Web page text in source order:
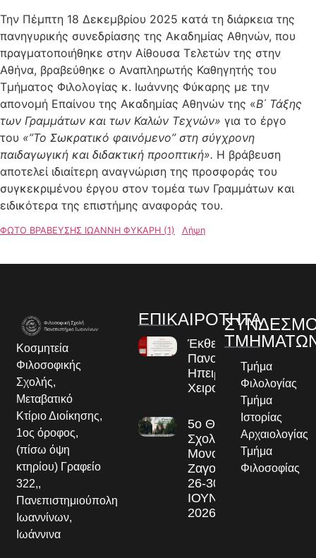
Την Πέμπτη 18 Δεκεμβρίου 2025 κατά τη διάρκεια της
πανηγυρικής συνεδρίασης της Ακαδημίας Αθηνών, που
πραγματοποιήθηκε στην Αίθουσα Τελετών της στην
Αθήνα, βραβεύθηκε ο Αναπληρωτής Καθηγητής του
Τμήματος Φιλολογίας κ. Ιωάννης Φύκαρης με την
απονομή Επαίνου της Ακαδημίας Αθηνών της «Β΄ Τάξης
των Γραμμάτων και των Καλών Τεχνών» για το έργο
του «”Το Σωκρατικό φαινόμενο” στη σύγχρονη
παιδαγωγική και διδακτική προοπτική». Η βράβευση
αποτελεί ιδιαίτερη αναγνώριση της προσφοράς του
συγκεκριμένου έργου στον τομέα των Γραμμάτων και
ειδικότερα της επιστήμης αναφοράς του.
ΦΩΤΟ ΒΡΑΒΕΥΣΗΣ ΙΩΑΝΝΗ ΦΥΚΑΡΗ (1) Λήψη
Κοσμητεία
Φιλοσοφικής
Σχολής,
Μεταβατικό
Κτίριο Διοίκησης,
1ος όροφος,
(πίσω όψη
κτηρίου) Γραφείο
322,,
Πανεπιστημιούπολη
Ιωαννίνων,
Ιωάννινα
ΕΠΙΚΑΙΡΟΤΗΤΑ
Έκθεση
Πανομοιοτύπων
Ηπειρωτικών
Χειρογράφων
5ο Θερινό
Σχολείο στο
Μονοδένδρι
Ζαγορίου
26-30
ΙΟΥΝΙΟΥ
2026
Τμήμα
Φιλολογίας
Τμήμα
Ιστορίας
Αρχαιολογίας
Τμήμα
Φιλοσοφίας